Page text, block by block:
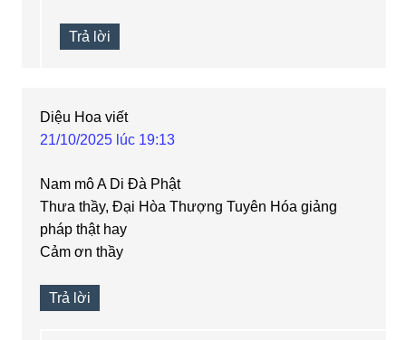
Trả lời
Diệu Hoa viết
21/10/2025 lúc 19:13
Nam mô A Di Đà Phật
Thưa thầy, Đại Hòa Thượng Tuyên Hóa giảng
pháp thật hay
Cảm ơn thầy
Trả lời